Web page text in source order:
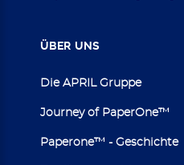
ÜBER UNS
Die APRIL Gruppe
Journey of PaperOne™
Paperone™ - Geschichte